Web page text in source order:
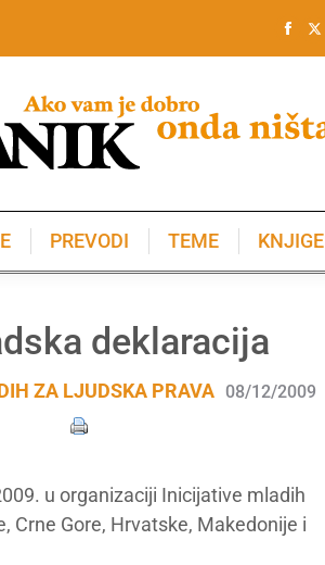
PREVODI TEME KNJIGE
deklaracija
ZA LJUDSKA PRAVA 08/12/2009
u organizaciji Inicijative mladih
Crne Gore, Hrvatske, Makedonije i
KNJIGE